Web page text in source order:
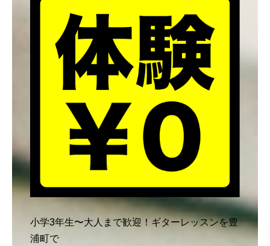
小学3年生〜大人まで歓迎！ギターレッスンを豊
浦町で